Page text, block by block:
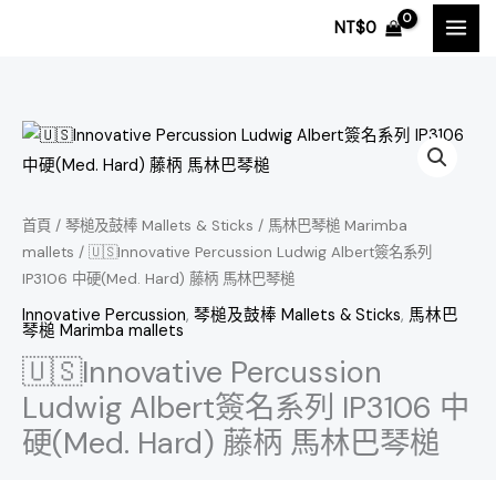
NT$0
首頁 / 琴槌及鼓棒 Mallets & Sticks / 馬林巴琴槌 Marimba
mallets / 🇺🇸Innovative Percussion Ludwig Albert簽名系列
IP3106 中硬(Med. Hard) 藤柄 馬林巴琴槌
Innovative Percussion, 琴槌及鼓棒 Mallets & Sticks, 馬林巴
琴槌 Marimba mallets
🇺🇸Innovative Percussion
Ludwig Albert簽名系列 IP3106 中
硬(Med. Hard) 藤柄 馬林巴琴槌
🇺🇸
Innovative
Ludwig
Albert
簽
名
系
列
IP3106
中
硬